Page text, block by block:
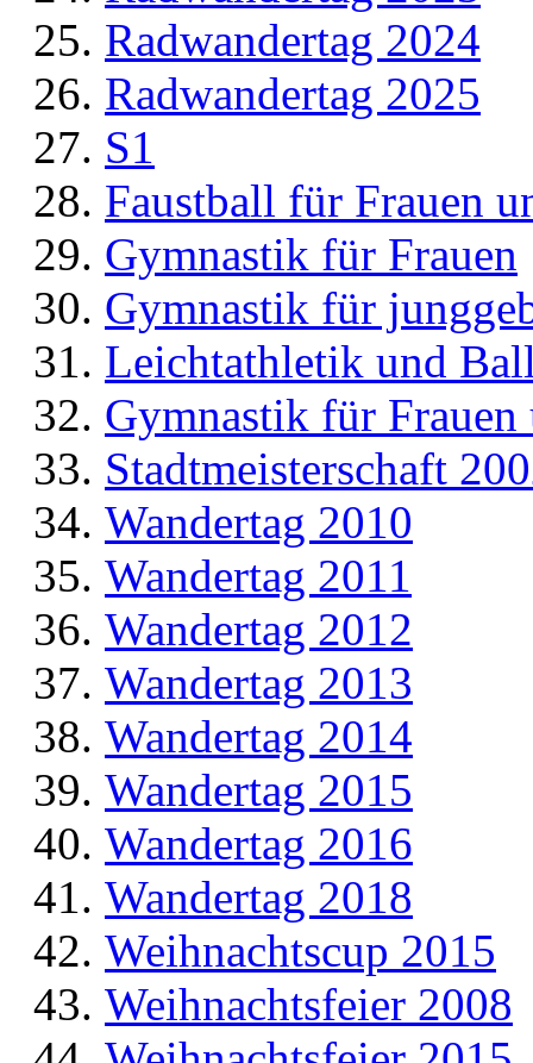
Radwandertag 2024
Radwandertag 2025
S1
Faustball für Frauen
Gymnastik für Frauen
Gymnastik für
Leichtathletik und
Gymnastik für Frauen
Stadtmeisterschaft
Wandertag 2010
Wandertag 2011
Wandertag 2012
Wandertag 2013
Wandertag 2014
Wandertag 2015
Wandertag 2016
Wandertag 2018
Weihnachtscup 2015
Weihnachtsfeier 2008